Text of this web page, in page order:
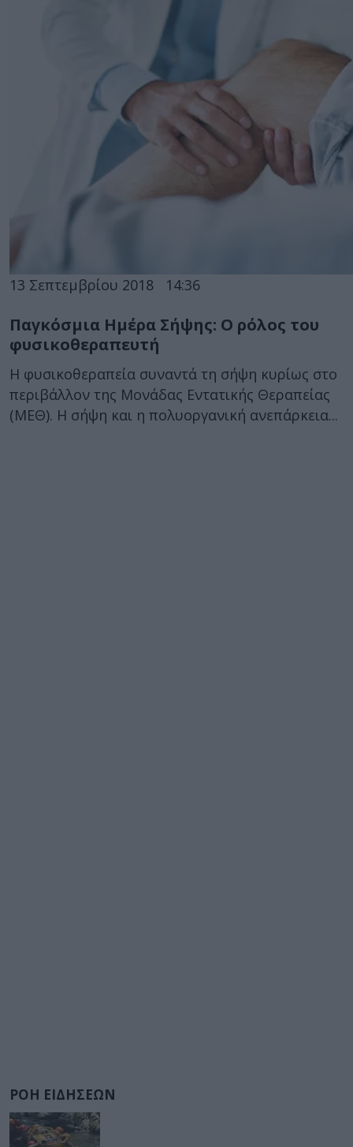
13 Σεπτεμβρίου 2018 14:36
Παγκόσμια Ημέρα Σήψης: Ο ρόλος του
φυσικοθεραπευτή
Η φυσικοθεραπεία συναντά τη σήψη κυρίως στο
περιβάλλον της Μονάδας Εντατικής Θεραπείας
(ΜΕΘ). Η σήψη και η πολυοργανική ανεπάρκεια...
ΡΟΗ ΕΙΔΗΣΕΩΝ